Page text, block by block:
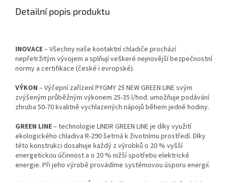
Detailní popis produktu
INOVACE– Všechny naše kontaktní chladiče prochází
nepřetržitým vývojem a splňují veškeré nejnovější bezpečnostní
normy a certifikace (české i evropské).
VÝKON – Výčepní zařízení PYGMY 25 NEW GREEN LINE svým
zvýšeným průběžným výkonem 25-35 l/hod. umožňuje podávání
zhruba 50-70 kvalitně vychlazených nápojů během jedné hodiny.
GREEN LINE– technologie LINDR GREEN LINE je díky využití
ekologického chladiva R-290 šetrná k životnímu prostředí. Díky
této konstrukci dosahuje každý z výrobků o 20 % vyšší
energetickou účinnost a o 20 % nižší spotřebu elektrické
energie. Při jeho výrobě provádíme systémovou úsporu energií.